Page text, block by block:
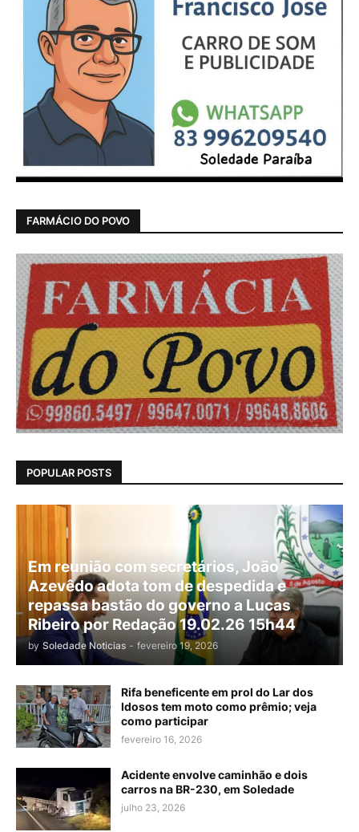
FARMÁCIO DO POVO
POPULAR POSTS
Em reunião com secretários, João
Azevêdo adota tom de despedida e
repassa bastão do governo a Lucas
Ribeiro por Redação 19.02.26 15h44
by Soledade Noticias - fevereiro 19, 2026
Rifa beneficente em prol do Lar dos
Idosos tem moto como prêmio; veja
como participar
fevereiro 16, 2026
Acidente envolve caminhão e dois
carros na BR-230, em Soledade
julho 23, 2026